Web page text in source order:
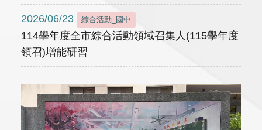
2026/06/23 綜合活動_國中
114學年度全市綜合活動領域召集人(115學年度
領召)增能研習